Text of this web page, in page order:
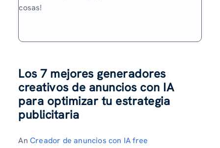
cosas!
Los 7 mejores generadores
creativos de anuncios con IA
para optimizar tu estrategia
publicitaria
An Creador de anuncios con IA free